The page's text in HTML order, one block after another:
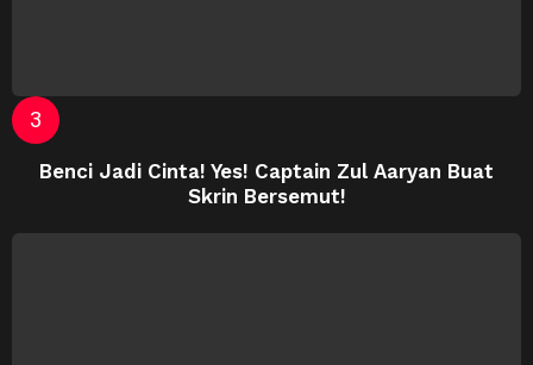
Benci Jadi Cinta! Yes! Captain Zul Aaryan Buat
Skrin Bersemut!